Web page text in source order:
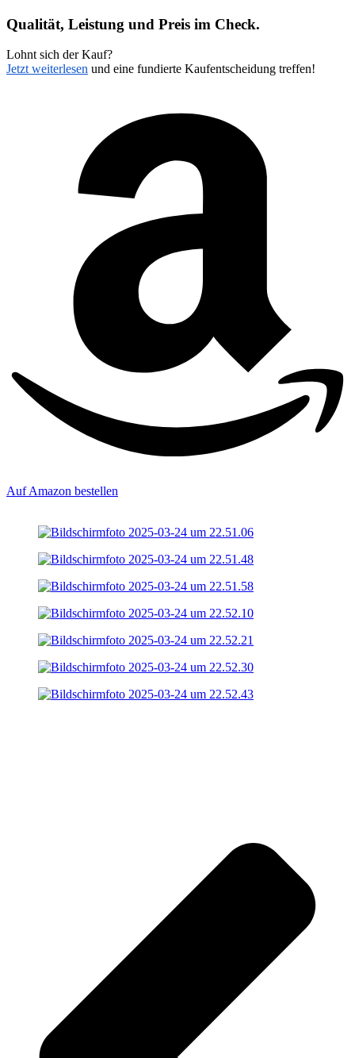
Qualität, Leistung und Preis im Check.
Lohnt sich der Kauf?
Jetzt weiterlesen und eine fundierte Kaufentscheidung treffen!
Auf Amazon bestellen